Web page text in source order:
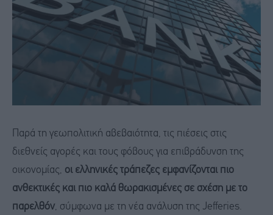
Παρά τη γεωπολιτική αβεβαιότητα, τις πιέσεις στις
διεθνείς αγορές και τους φόβους για επιβράδυνση της
οικονομίας, οι ελληνικές τράπεζες εμφανίζονται πιο
ανθεκτικές και πιο καλά θωρακισμένες σε σχέση με το
παρελθόν, σύμφωνα με τη νέα ανάλυση της Jefferies.